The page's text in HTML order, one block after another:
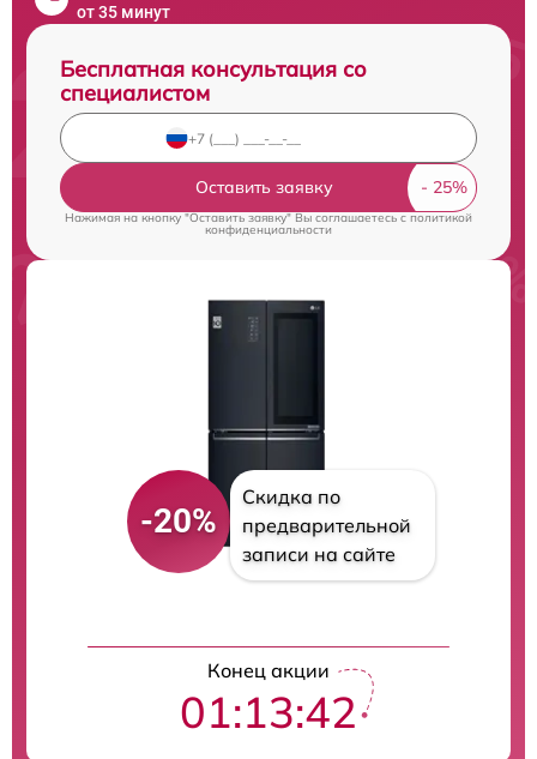
от 35 минут
Бесплатная консультация со
специалистом
Оставить заявку
Нажимая на кнопку "Оставить заявку" Вы соглашаетесь cполитикой
конфиденциальности
-20%
Скидка по
предварительной
записи на сайте
Конец акции
01:13:42